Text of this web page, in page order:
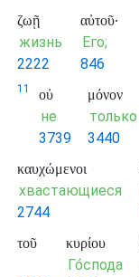
ζωῇ
жизнь
2222
αὐτοῦ·
Его;
846
11 οὐ
не
3739
μόνον
только
3440
καυχώμενοι
хвастающиеся
2744
τοῦ κυρίου
Го́спода